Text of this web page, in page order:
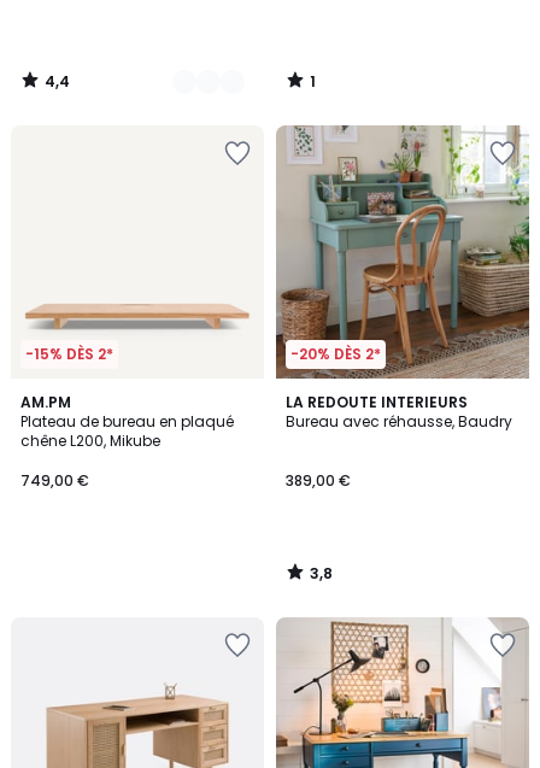
4,4
/
1
/
-15% DÈS 2*
AM.PM
Plateau de bureau en plaqué
chêne L200, Mikube
749,00 €
-20% DÈS 2*
LA REDOUTE INTERIEURS
Bureau avec réhausse, Baudry
389,00 €
3,8
/ 5
3,8
/